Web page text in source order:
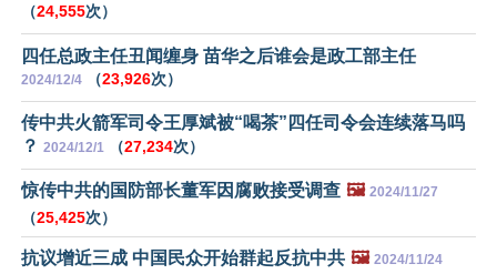
（24,555次）
四任总政主任丑闻缠身 苗华之后谁会是政工部主任
2024/12/4 （23,926次）
传中共火箭军司令王厚斌被“喝茶”四任司令会连续落马吗
？ 2024/12/1 （27,234次）
惊传中共的国防部长董军因腐败接受调查 🖼️ 2024/11/27
（25,425次）
抗议增近三成 中国民众开始群起反抗中共 🖼️ 2024/11/24